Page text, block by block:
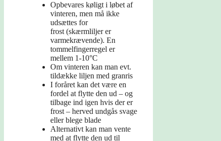
Opbevares køligt i løbet af
vinteren, men må ikke
udsættes for
frost (skærmliljer er
varmekrævende). En
tommelfingerregel er
mellem 1-10°C
Om vinteren kan man evt.
tildække liljen med granris
I foråret kan det være en
fordel at flytte den ud – og
tilbage ind igen hvis der er
frost – herved undgås svage
eller blege blade
Alternativt kan man vente
med at flytte den ud til